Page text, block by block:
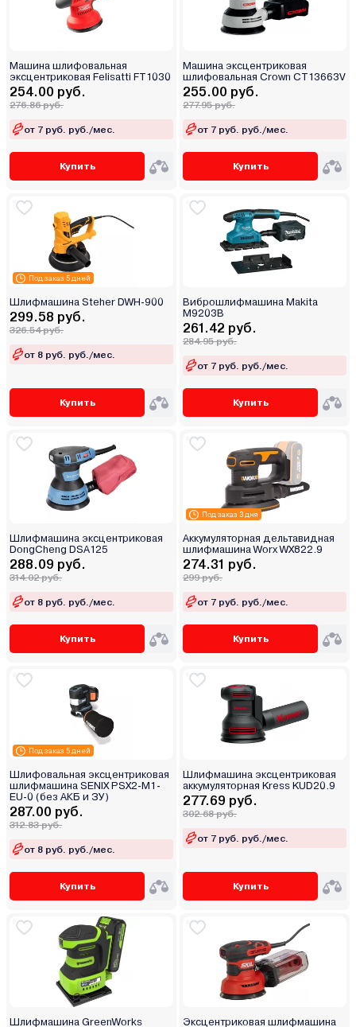
Машина шлифовальная
эксцентриковая Felisatti FT1030
254.00 руб.
276.86 руб.
от 7 руб. руб./мес.
Купить
Машина эксцентриковая
шлифовальная Crown CT13663V
255.00 руб.
277.95 руб.
от 7 руб. руб./мес.
Купить
Под заказ 5 дней
Шлифмашина Steher DWH-900
299.58 руб.
326.54 руб.
от 8 руб. руб./мес.
Купить
Виброшлифмашина Makita
M9203B
261.42 руб.
284.95 руб.
от 7 руб. руб./мес.
Купить
Шлифмашина эксцентриковая
DongCheng DSA125
288.09 руб.
314.02 руб.
от 8 руб. руб./мес.
Купить
Под заказ 3 дня
Аккумуляторная дельтавидная
шлифмашина Worx WX822.9
274.31 руб.
299 руб.
от 7 руб. руб./мес.
Купить
Под заказ 5 дней
Шлифовальная эксцентриковая
шлифмашина SENIX PSX2-M1-
EU-0 (без АКБ и ЗУ)
287.00 руб.
312.83 руб.
от 8 руб. руб./мес.
Купить
Шлифмашина эксцентриковая
аккумуляторная Kress KUD20.9
277.69 руб.
302.68 руб.
от 7 руб. руб./мес.
Купить
Шлифмашина GreenWorks Эксцентриковая шлифмашина